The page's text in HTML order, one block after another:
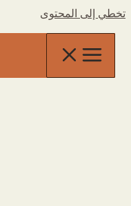
تخطي إلى المحتوى